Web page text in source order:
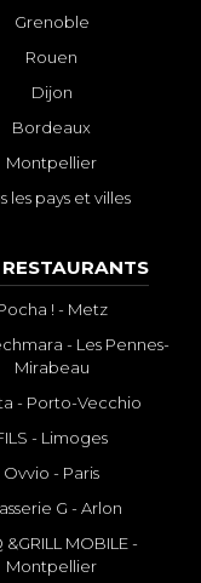
Grenoble
Rouen
Dijon
Bordeaux
Montpellier
les pays et villes
! - Metz
- Les Pennes-
Mirabeau
- Porto-Vecchio
- Limoges
Ovvio - Paris
G - Arlon
&GRILL MOBILE -
Montpellier